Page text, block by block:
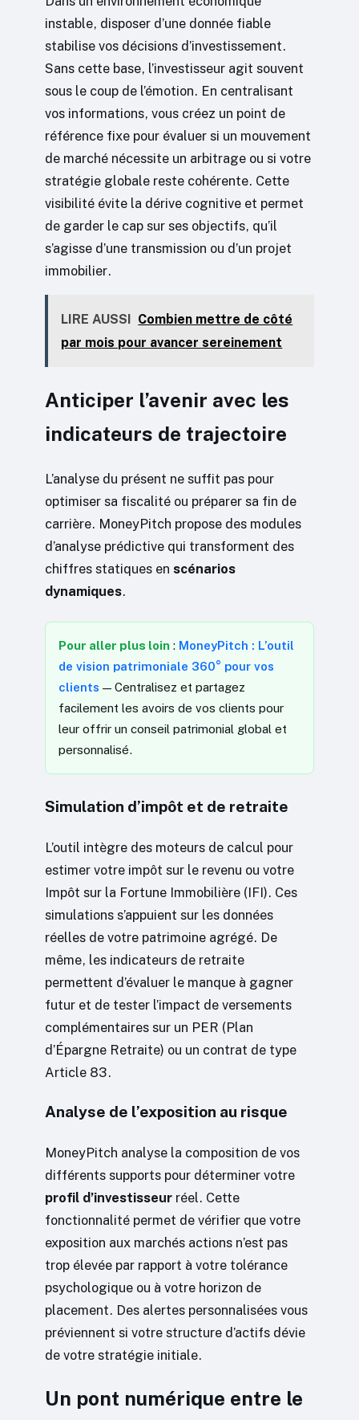
instable, disposer d’une donnée fiable
stabilise vos décisions d’investissement.
Sans cette base, l’investisseur agit souvent
sous le coup de l’émotion. En centralisant
vos informations, vous créez un point de
référence fixe pour évaluer si un mouvement
de marché nécessite un arbitrage ou si votre
stratégie globale reste cohérente. Cette
visibilité évite la dérive cognitive et permet
de garder le cap sur ses objectifs, qu’il
s’agisse d’une transmission ou d’un projet
immobilier.
LIRE AUSSI
Combien mettre de côté
par mois pour avancer sereinement
Anticiper l’avenir avec les
indicateurs de trajectoire
L’analyse du présent ne suffit pas pour
optimiser sa fiscalité ou préparer sa fin de
carrière. MoneyPitch propose des modules
d’analyse prédictive qui transforment des
chiffres statiques en scénarios
dynamiques.
Pour aller plus loin : MoneyPitch : L’outil
de vision patrimoniale 360° pour vos
clients — Centralisez et partagez
facilement les avoirs de vos clients pour
leur offrir un conseil patrimonial global et
personnalisé.
Simulation d’impôt et de retraite
L’outil intègre des moteurs de calcul pour
estimer votre impôt sur le revenu ou votre
Impôt sur la Fortune Immobilière (IFI). Ces
simulations s’appuient sur les données
réelles de votre patrimoine agrégé. De
même, les indicateurs de retraite
permettent d’évaluer le manque à gagner
futur et de tester l’impact de versements
complémentaires sur un PER (Plan
d’Épargne Retraite) ou un contrat de type
Article 83.
Analyse de l’exposition au risque
MoneyPitch analyse la composition de vos
différents supports pour déterminer votre
profil d’investisseur réel. Cette
fonctionnalité permet de vérifier que votre
exposition aux marchés actions n’est pas
trop élevée par rapport à votre tolérance
psychologique ou à votre horizon de
placement. Des alertes personnalisées vous
préviennent si votre structure d’actifs dévie
de votre stratégie initiale.
Un pont numérique entre le